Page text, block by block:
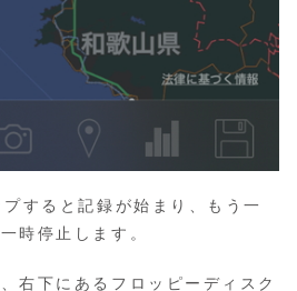
すると記録が始まり、もう一
時停止します。
右下にあるフロッピーディスク